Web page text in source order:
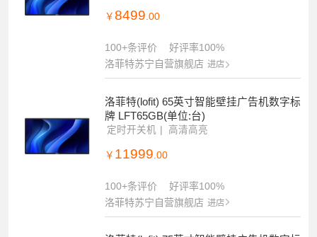
￥ 8499.00
100+条评价
好评率100%
洛菲特苏宁自营旗舰店 进店
洛菲特(lofit) 65英寸智能壁挂广告机数字标
牌 LFT65GB(单位:台)
定时开关机 高清高亮
￥ 11999 .00
100+条评价
好评率100%
洛菲特苏宁自营旗舰店 进店